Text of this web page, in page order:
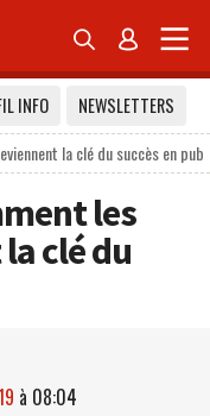
 
INFO
NEWSLETTERS
la clé du succès en pub
les
clé du
à 08:04